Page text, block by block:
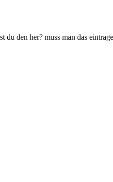
du den her? muss man das